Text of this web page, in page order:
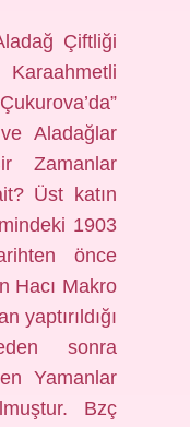
Çiftliği
Aladağlar
Zamanlar
Üst katın
1903
önce
Hacı Makro
yaptırıldığı
sonra
Yamanlar
Bzç